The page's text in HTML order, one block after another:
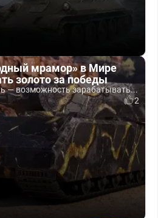
мрамор» в Мире
золото за победы
— возможность зарабатывать...
2